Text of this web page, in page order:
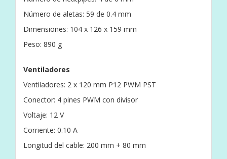
Número de aletas: 59 de 0.4 mm
Dimensiones: 104 x 126 x 159 mm
Peso: 890 g
Ventiladores
Ventiladores: 2 x 120 mm P12 PWM PST
Conector: 4 pines PWM con divisor
Voltaje: 12 V
Corriente: 0.10 A
Longitud del cable: 200 mm + 80 mm